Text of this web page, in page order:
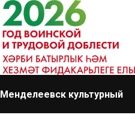
Менделеевск культурный